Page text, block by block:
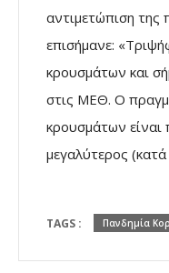
αντιμετώπιση της
επισήμανε:
κρουσμάτων και
στις ΜΕΘ. Ο
κρουσμάτων είναι
μεγαλύτερος
TAGS : Πανδημία